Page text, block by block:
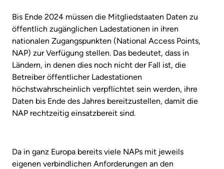
Bis Ende 2024 müssen die Mitgliedstaaten Daten zu
öffentlich zugänglichen Ladestationen in ihren
nationalen Zugangspunkten (National Access Points,
NAP) zur Verfügung stellen. Das bedeutet, dass in
Ländern, in denen dies noch nicht der Fall ist, die
Betreiber öffentlicher Ladestationen
höchstwahrscheinlich verpflichtet sein werden, ihre
Daten bis Ende des Jahres bereitzustellen, damit die
NAP rechtzeitig einsatzbereit sind.
Da in ganz Europa bereits viele NAPs mit jeweils
eigenen verbindlichen Anforderungen an den